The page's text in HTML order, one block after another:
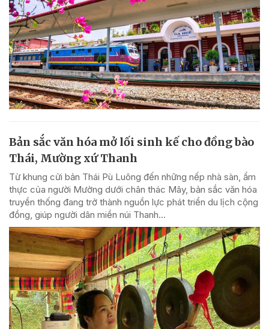
Bản sắc văn hóa mở lối sinh kế cho đồng bào
Thái, Mường xứ Thanh
Từ khung cửi bản Thái Pù Luông đến những nếp nhà sàn, ẩm
thực của người Mường dưới chân thác Mây, bản sắc văn hóa
truyền thống đang trở thành nguồn lực phát triển du lịch cộng
đồng, giúp người dân miền núi Thanh...